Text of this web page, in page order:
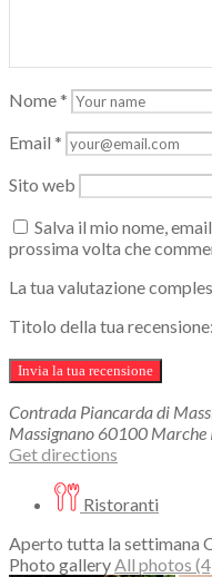
Nome*
Email *
Sito web
Salva il mio nome,
prossima volta che
La tua valutazione
Titolo della tua recensione:
Contrada Piancarda di
Massignano 60100 Marche
Get directions
Ristoranti
Aperto tutta la settimana
Photo galleryAll photos